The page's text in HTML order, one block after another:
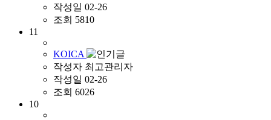
작성일 02-26
조회 5810
11
KOICA
작성자 최고관리자
작성일 02-26
조회 6026
10